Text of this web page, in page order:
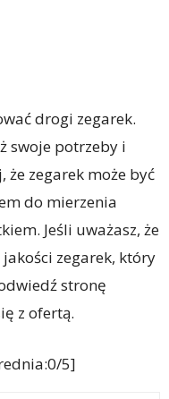
drogi zegarek.
swoje potrzeby i
zegarek może być
do mierzenia
Jeśli uważasz, że
zegarek, który
stronę
z ofertą.
5]